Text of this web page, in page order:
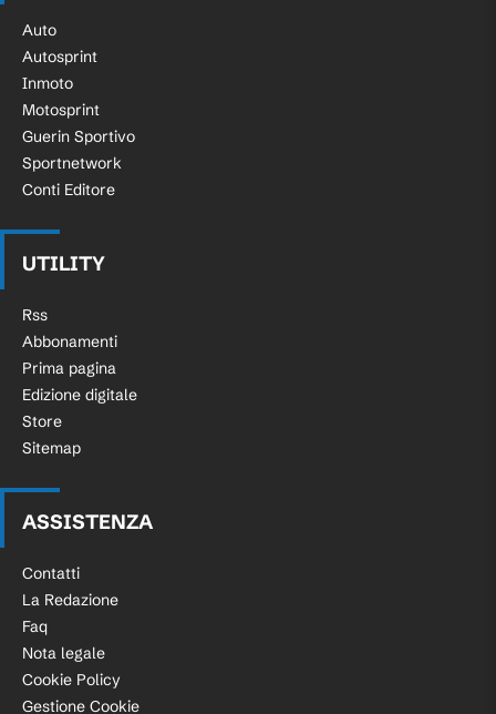
Auto
Autosprint
Inmoto
Motosprint
Guerin Sportivo
Sportnetwork
Conti Editore
UTILITY
Rss
Abbonamenti
Prima pagina
Edizione digitale
Store
Sitemap
ASSISTENZA
Contatti
La Redazione
Faq
Nota legale
Cookie Policy
Gestione Cookie